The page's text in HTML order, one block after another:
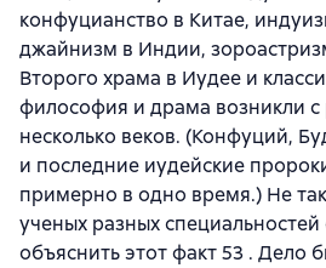
конфуцианство в Китае,
джайнизм в Индии,
Второго храма в Иудее и
философия и драма возникли с
несколько веков. (Конфуций,
и последние иудейские
примерно в одно время.) Не
ученых разных
объяснить этот факт 53 . Дело